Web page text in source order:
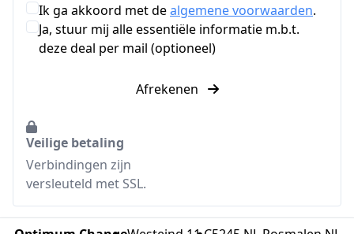
Ik ga akkoord met dealgemene voorwaarden.
Ja, stuur mij alle essentiële informatie m.b.t.
deze deal per mail (optioneel)
Afrekenen
Veilige betaling
Verbindingen zijn
versleuteld met SSL.